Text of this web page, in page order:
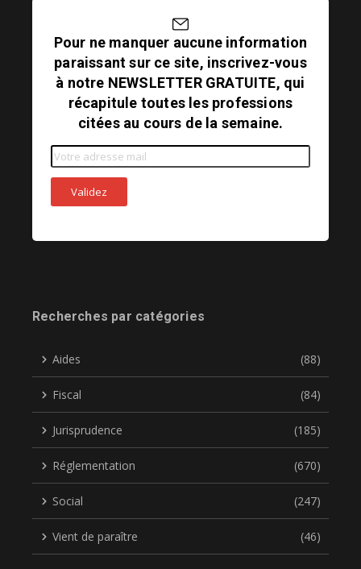
Pour ne manquer aucune information
paraissant sur ce site, inscrivez-vous
à notre NEWSLETTER GRATUITE, qui
récapitule toutes les professions
citées au cours de la semaine.
Recherches par catégories
Aides (88)
Fiscal (84)
Jurisprudence (185)
Réglementation (670)
Social (247)
Vient de paraître (46)